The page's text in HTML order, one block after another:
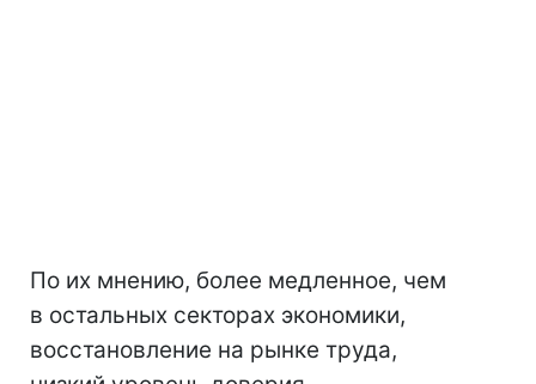
По их мнению, более медленное, чем
в остальных секторах экономики,
восстановление на рынке труда,